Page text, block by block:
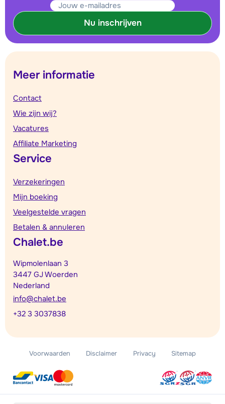
Nu inschrijven
Meer informatie
Contact
Wie zijn wij?
Vacatures
Affiliate Marketing
Service
Verzekeringen
Mijn boeking
Veelgestelde vragen
Betalen & annuleren
Chalet.be
Wipmolenlaan 3
3447 GJ Woerden
Nederland
info@chalet.be
+32 3 3037838
Voorwaarden Disclaimer Privacy Sitemap